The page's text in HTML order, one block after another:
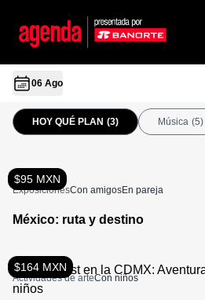
06 Ago
HOY QUÉ PLAN (3) Música (5)
$95 MXN
ExposicionesCon amigosEn pareja
México: ruta y destino
$164 MXN
Actividades de arteCon niños